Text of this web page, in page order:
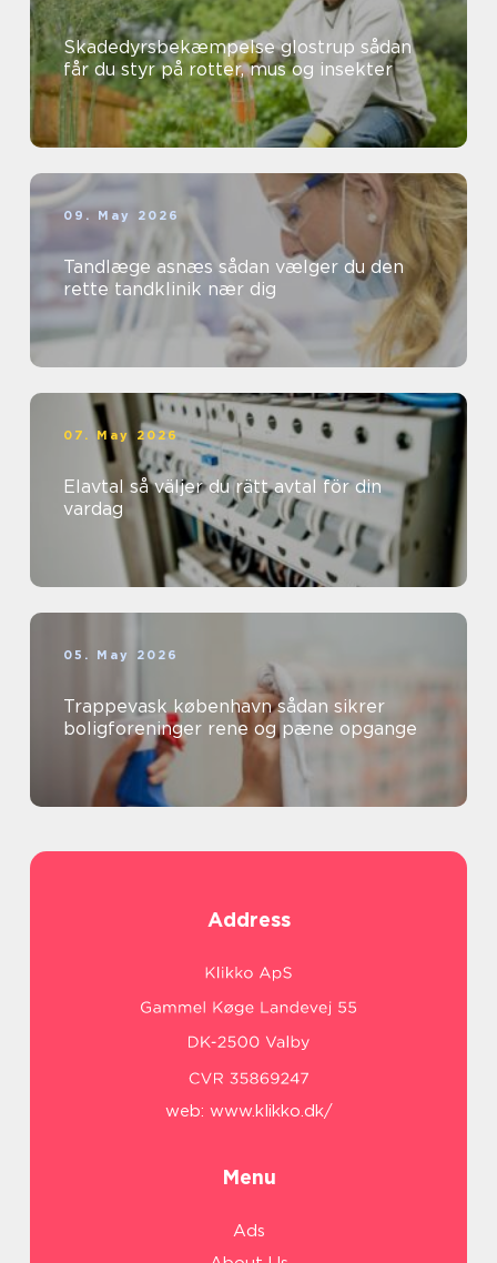
Skadedyrsbekæmpelse glostrup sådan
får du styr på rotter, mus og insekter
09. May 2026
Tandlæge asnæs sådan vælger du den
rette tandklinik nær dig
07. May 2026
Elavtal så väljer du rätt avtal för din
vardag
05. May 2026
Trappevask københavn sådan sikrer
boligforeninger rene og pæne opgange
Address
web: www.klikko.dk/
Menu
Ads